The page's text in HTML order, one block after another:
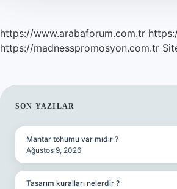
https://www.arabaforum.com.tr
https://madnesspromosyon.com.tr
SIDEBAR
SON YAZILAR
Mantar tohumu var mıdır ?
Ağustos 9, 2026
Tasarım kuralları nelerdir ?